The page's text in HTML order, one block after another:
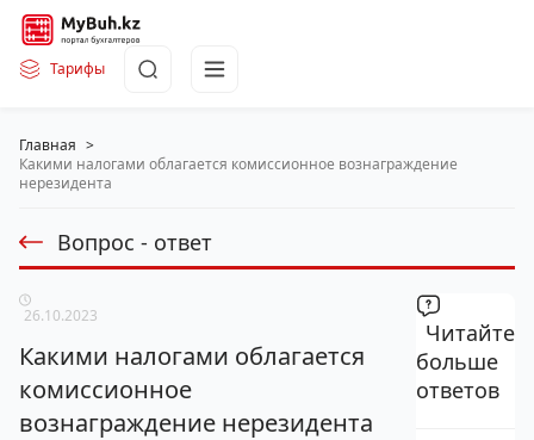
Тарифы
Главная >
Какими налогами облагается комиссионное вознаграждение
нерезидента
Вопрос - ответ
26.10.2023
Какими налогами облагается
комиссионное
вознаграждение нерезидента
Читайте
больше
ответов